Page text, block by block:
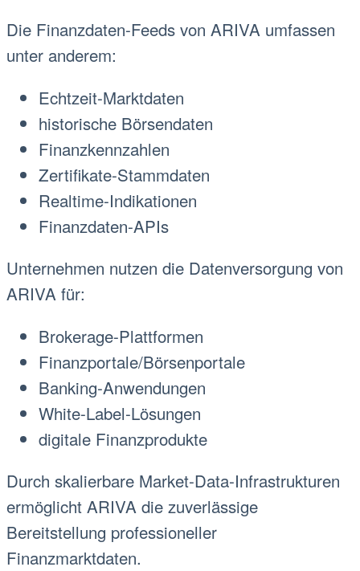
Die Finanzdaten-Feeds von ARIVA umfassen
unter anderem:
Echtzeit-Marktdaten
historische Börsendaten
Finanzkennzahlen
Zertifikate-Stammdaten
Realtime-Indikationen
Finanzdaten-APIs
Unternehmen nutzen die Datenversorgung von
ARIVA für:
Brokerage-Plattformen
Finanzportale/Börsenportale
Banking-Anwendungen
White-Label-Lösungen
digitale Finanzprodukte
Durch skalierbare Market-Data-Infrastrukturen
ermöglicht ARIVA die zuverlässige
Bereitstellung professioneller
Finanzmarktdaten.